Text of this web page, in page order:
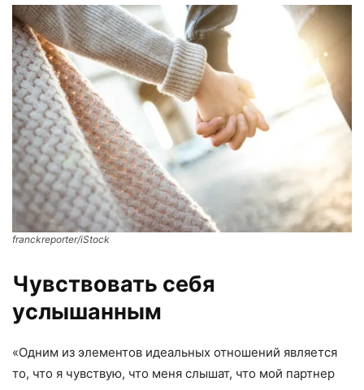
franckreporter/iStock
Чувствовать себя
услышанным
«Одним из элементов идеальных отношений является
то, что я чувствую, что меня слышат, что мой партнер